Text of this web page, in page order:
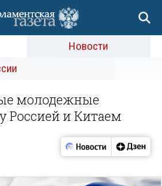
Новости
молодежные
и Китаем